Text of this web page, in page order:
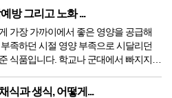
방 그리고 노화 ...
가장 가까이에서 좋은 영양을 공급해
족하던 시절 영양 부족으로 시달리던
식품입니다. 학교나 군대에서 빠지지
식과 생식, 어떻게...